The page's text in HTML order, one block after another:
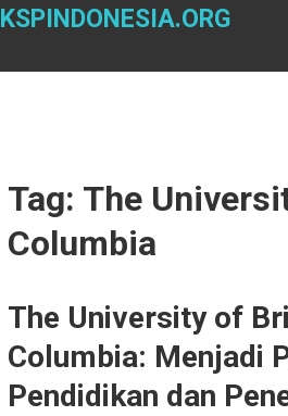
Skip
KSPINDONESIA.ORG
Tag: The
Columbia
The University of
Columbia: Menjadi
Pendidikan dan